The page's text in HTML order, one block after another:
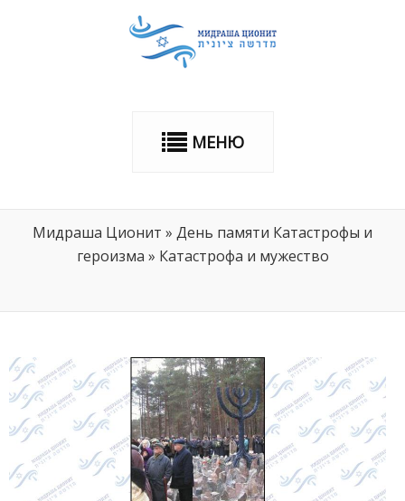
МЕНЮ
Мидраша Ционит » День памяти Катастрофы и
героизма » Катастрофа и мужество